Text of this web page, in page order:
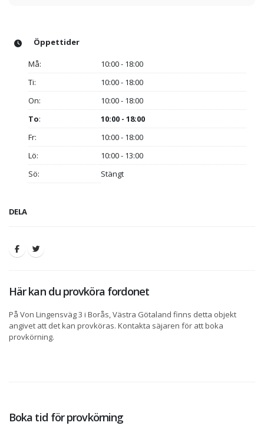
Öppettider
Må:
10:00 - 18:00
Ti:
10:00 - 18:00
On:
10:00 - 18:00
To:
10:00 - 18:00
Fr:
10:00 - 18:00
Lö:
10:00 - 13:00
Sö:
Stängt
DELA
Här kan du provköra fordonet
På Von Lingensväg 3 i Borås, Västra Götaland finns detta objekt
angivet att det kan provköras. Kontakta säjaren för att boka
provkörning.
Boka tid för provkörning